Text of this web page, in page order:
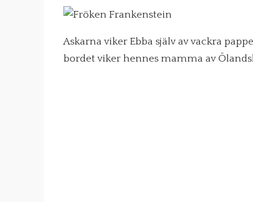
Askarna viker Ebba själv av vackra
bordet viker hennes mamma av